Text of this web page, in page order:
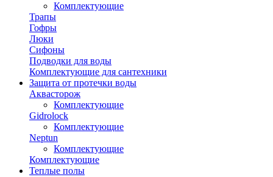
Комплектующие
Трапы
Гофры
Люки
Сифоны
Подводки для воды
Комплектующие для сантехники
Защита от протечки воды
Аквасторож
Комплектующие
Gidrolock
Комплектующие
Neptun
Комплектующие
Комплектующие
Теплые полы